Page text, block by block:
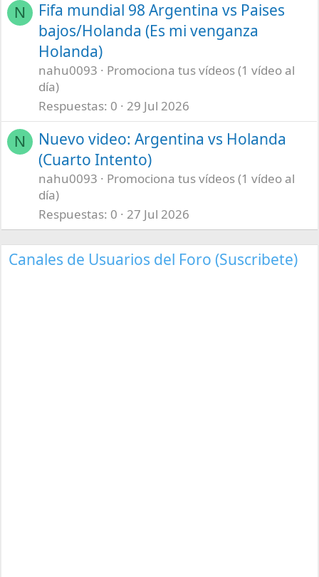
N
Fifa mundial 98 Argentina vs Paises
bajos/Holanda (Es mi venganza
Holanda)
nahu0093
Promociona tus vídeos (1 vídeo al
día)
Respuestas 0 29 Jul 2026
N
Nuevo video: Argentina vs Holanda
(Cuarto Intento)
nahu0093
Promociona tus vídeos (1 vídeo al
día)
Respuestas 0 27 Jul 2026
Canales de Usuarios del Foro (Suscribete)